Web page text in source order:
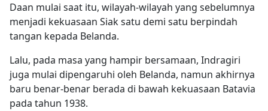
Daan mulai saat itu, wilayah-wilayah yang sebelumnya
menjadi kekuasaan Siak satu demi satu berpindah
tangan kepada Belanda.
Lalu, pada masa yang hampir bersamaan, Indragiri
juga mulai dipengaruhi oleh Belanda, namun akhirnya
baru benar-benar berada di bawah kekuasaan Batavia
pada tahun 1938.